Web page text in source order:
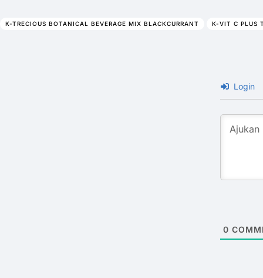
K-TRECIOUS BOTANICAL BEVERAGE MIX BLACKCURRANT K-VIT C PLUS
Login
0